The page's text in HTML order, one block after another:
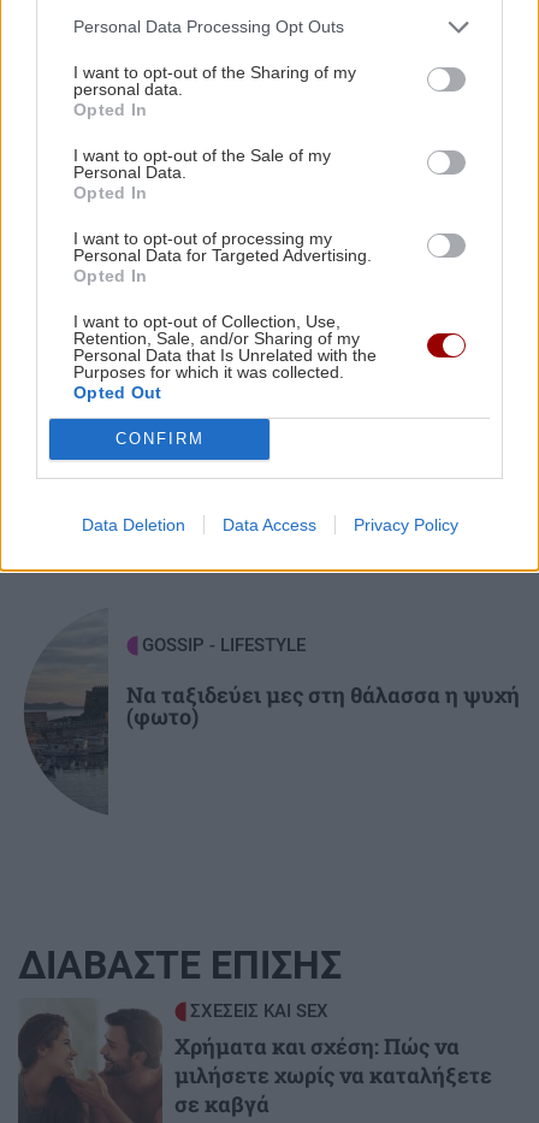
Personal Data Processing Opt Outs
I want to opt-out of the Sharing of my
personal data.
Opted In
I want to opt-out of the Sale of my
Personal Data.
Opted In
I want to opt-out of processing my
Personal Data for Targeted Advertising.
Opted In
I want to opt-out of Collection, Use,
Retention, Sale, and/or Sharing of my
Personal Data that Is Unrelated with the
Purposes for which it was collected.
Opted Out
CONFIRM
Data Deletion Data Access Privacy Policy
22:25
ΑΘΛΗΤΙΚΑ
ΠΟΑ: Ανακοίνωσε την απόκτηση τριών Ιταλών
ΑΘΛΗΤΙΚΑ
UEFA: «Το μποϊκοτάζ στις διοργανώσεις της
FIFA παραμένει σε ισχύ»
22:19
ΑΘΛΗΤΙΚΑ
Europa League: Η ΤΣΣΚΑ Σόφιας διέλυσε 3-0
την Μακάμπι Τελ Αβίβ και ετοιμάζεται για
ΟΦΗ (βίντεο)
Κρήτη: Συναγερμός για πυρκαγιά τα
ΚΟΣΜΟΣ
Τουρκικές προκλήσεις με 17
παραβιάσεις και εικονική αερομαχία
σε μία ημέρα
GOSSIP - LIFESTYLE
Να ταξιδεύει μες στη θάλασσα η ψυχή
(φωτο)
ΔΙΑΒΑΣΤΕ ΕΠΙΣΗΣ
Image ΣΧΕΣΕΙΣ ΚΑΙ SEX
Χρήματα και σχέση: Πώς να
μιλήσετε χωρίς να καταλήξετε
σε καβγά